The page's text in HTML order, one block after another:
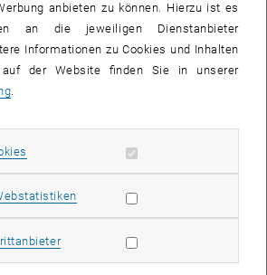
anbieten zu können. Hierzu ist es
an die jeweiligen Dienstanbieter
Informationen zu Cookies und Inhalten
auf der Website finden Sie in unserer
.
Erforderliche Cookies zulassen
Statistik Cookies zulassen
Marketing Cookies zulassen